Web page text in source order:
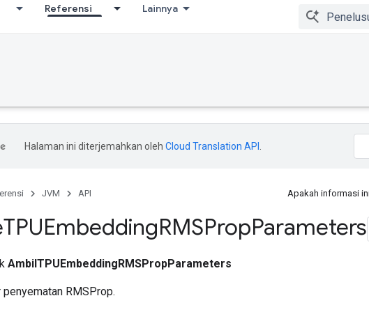
Referensi Lainnya
Halaman ini diterjemahkan oleh Cloud Translation API
JVM API Apakah informasi
TPUEmbeddingRMSPropParameters
AmbilTPUEmbeddingRMSPropParameters
RMSProp.